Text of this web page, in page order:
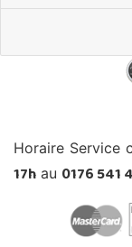
Horaire Service
17h au 0176 541